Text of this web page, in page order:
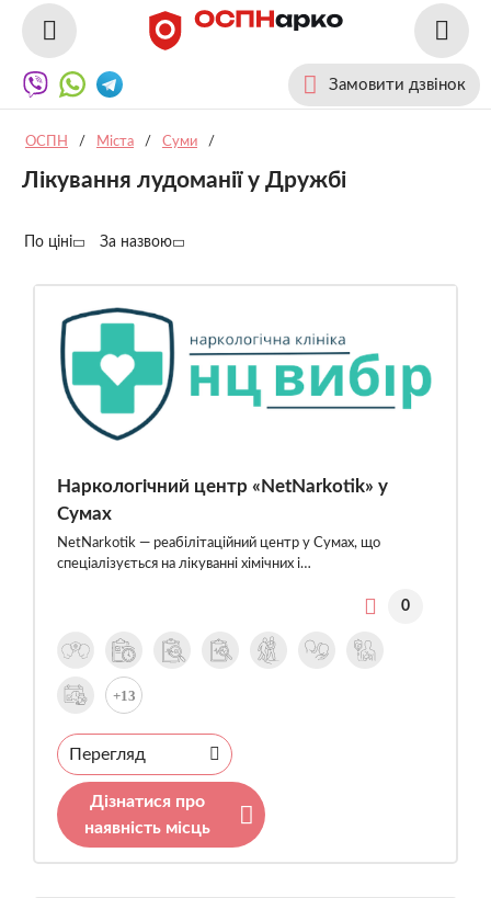
Замовити дзвінок
ОСПН / Міста / Суми /
Лікування лудоманії у Дружбі
По ціні За назвою
Наркологічний центр «NetNarkotik» у
Сумах
NetNarkotik — реабілітаційний центр у Сумах, що
спеціалізується на лікуванні хімічних і…
0
+13
Перегляд
Дізнатися про
наявність місць